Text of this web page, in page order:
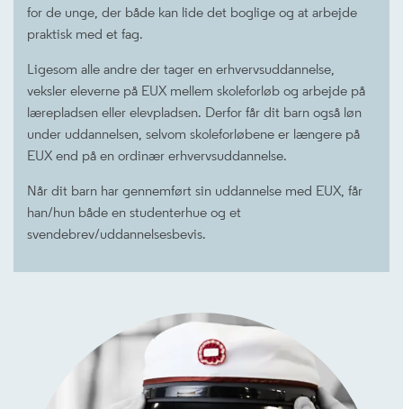
for de unge, der både kan lide det boglige og at arbejde
praktisk med et fag.
Ligesom alle andre der tager en erhvervsuddannelse,
veksler eleverne på EUX mellem skoleforløb og arbejde på
lærepladsen eller elevpladsen. Derfor får dit barn også løn
under uddannelsen, selvom skoleforløbene er længere på
EUX end på en ordinær erhvervsuddannelse.
Når dit barn har gennemført sin uddannelse med EUX, får
han/hun både en studenterhue og et
svendebrev/uddannelsesbevis.